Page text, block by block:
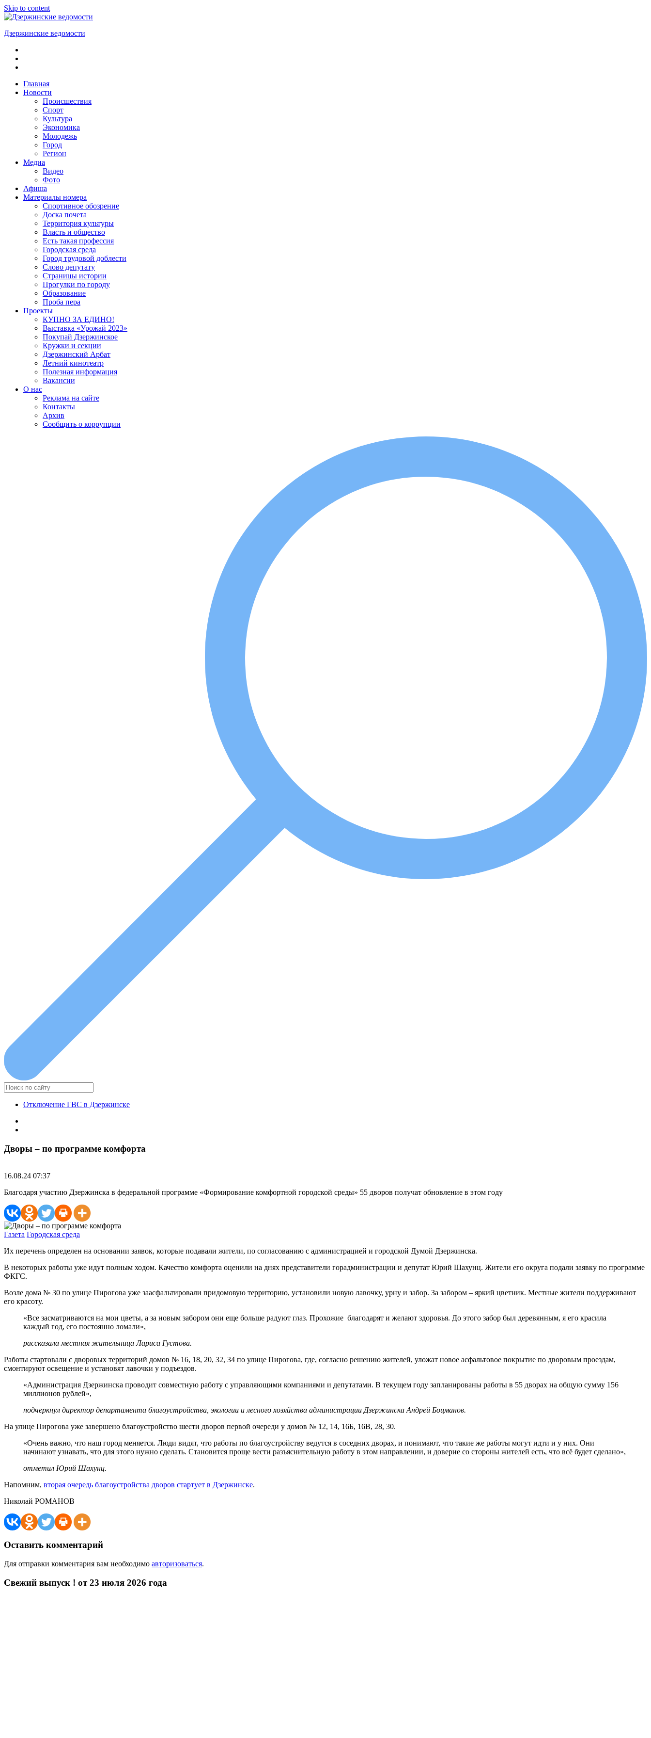
Skip to content
Дзержинские ведомости
ОБЩЕСТВЕННО-
ПОЛИТИЧЕСКАЯ
ГАЗЕТАГлавная
Новости
Происшествия
Спорт
Культура
Экономика
Молодежь
Город
Регион
Медиа
Видео
Фото
Афиша
Материалы номера
Спортивное обозрение
Доска почета
Территория культуры
Власть и общество
Есть такая профессия
Городская среда
Город трудовой доблести
Слово депутату
Страницы истории
Прогулки по городу
Образование
Проба пера
Проекты
КУПНО ЗА ЕДИНО!
Выставка «Урожай 2023»
Покупай Дзержинское
Кружки и секции
Дзержинский Арбат
Летний кинотеатр
Полезная информация
Вакансии
О нас
Реклама на сайте
Контакты
Архив
Сообщить о коррупции
Отключение ГВС в Дзержинске
Дворы – по программе комфорта
16.08.24 07:37
Благодаря участию Дзержинска в федеральной программе «Формирование комфортной городской среды» 55 дворов получат обновление в этом году
Газета Городская среда
Их перечень определен на основании заявок, которые подавали жители, по согласованию с администрацией и городской Думой Дзержинска.
В некоторых работы уже идут полным ходом. Качество комфорта оценили на днях представители горадминистрации и депутат Юрий Шахунц. Жители его округа подали заявку по программе
ФКГС.
Возле дома № 30 по улице Пирогова уже заасфальтировали придомовую территорию, установили новую лавочку, урну и забор. За забором – яркий цветник. Местные жители поддерживают
его красоту.
«Все засматриваются на мои цветы, а за новым забором они еще больше радуют глаз. Прохожие благодарят и желают здоровья. До этого забор был деревянным, я его красила
каждый год, его постоянно ломали»,
рассказала местная жительница Лариса Густова.
Работы стартовали с дворовых территорий домов № 16, 18, 20, 32, 34 по улице Пирогова, где, согласно решению жителей, уложат новое асфальтовое покрытие по дворовым проездам,
смонтируют освещение и установят лавочки у подъездов.
«Администрация Дзержинска проводит совместную работу с управляющими компаниями и депутатами. В текущем году запланированы работы в 55 дворах на общую сумму 156
миллионов рублей»,
подчеркнул директор департамента благоустройства, экологии и лесного хозяйства администрации Дзержинска Андрей Боцманов.
На улице Пирогова уже завершено благоустройство шести дворов первой очереди у домов № 12, 14, 16Б, 16В, 28, 30.
«Очень важно, что наш город меняется. Люди видят, что работы по благоустройству ведутся в соседних дворах, и понимают, что такие же работы могут идти и у них. Они
начинают узнавать, что для этого нужно сделать. Становится проще вести разъяснительную работу в этом направлении, и доверие со стороны жителей есть, что всё будет сделано»,
отметил Юрий Шахунц.
Напомним, вторая очередь благоустройства дворов стартует в Дзержинске.
Николай РОМАНОВ
Оставить комментарий
Для отправки комментария вам необходимо авторизоваться.
Свежий выпуск ! от 23 июля 2026 года